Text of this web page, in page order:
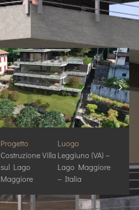
Progetto
Costruzione Villa
sul Lago
Maggiore
Luogo
Leggiuno (VA) –
Lago Maggiore
– Italia